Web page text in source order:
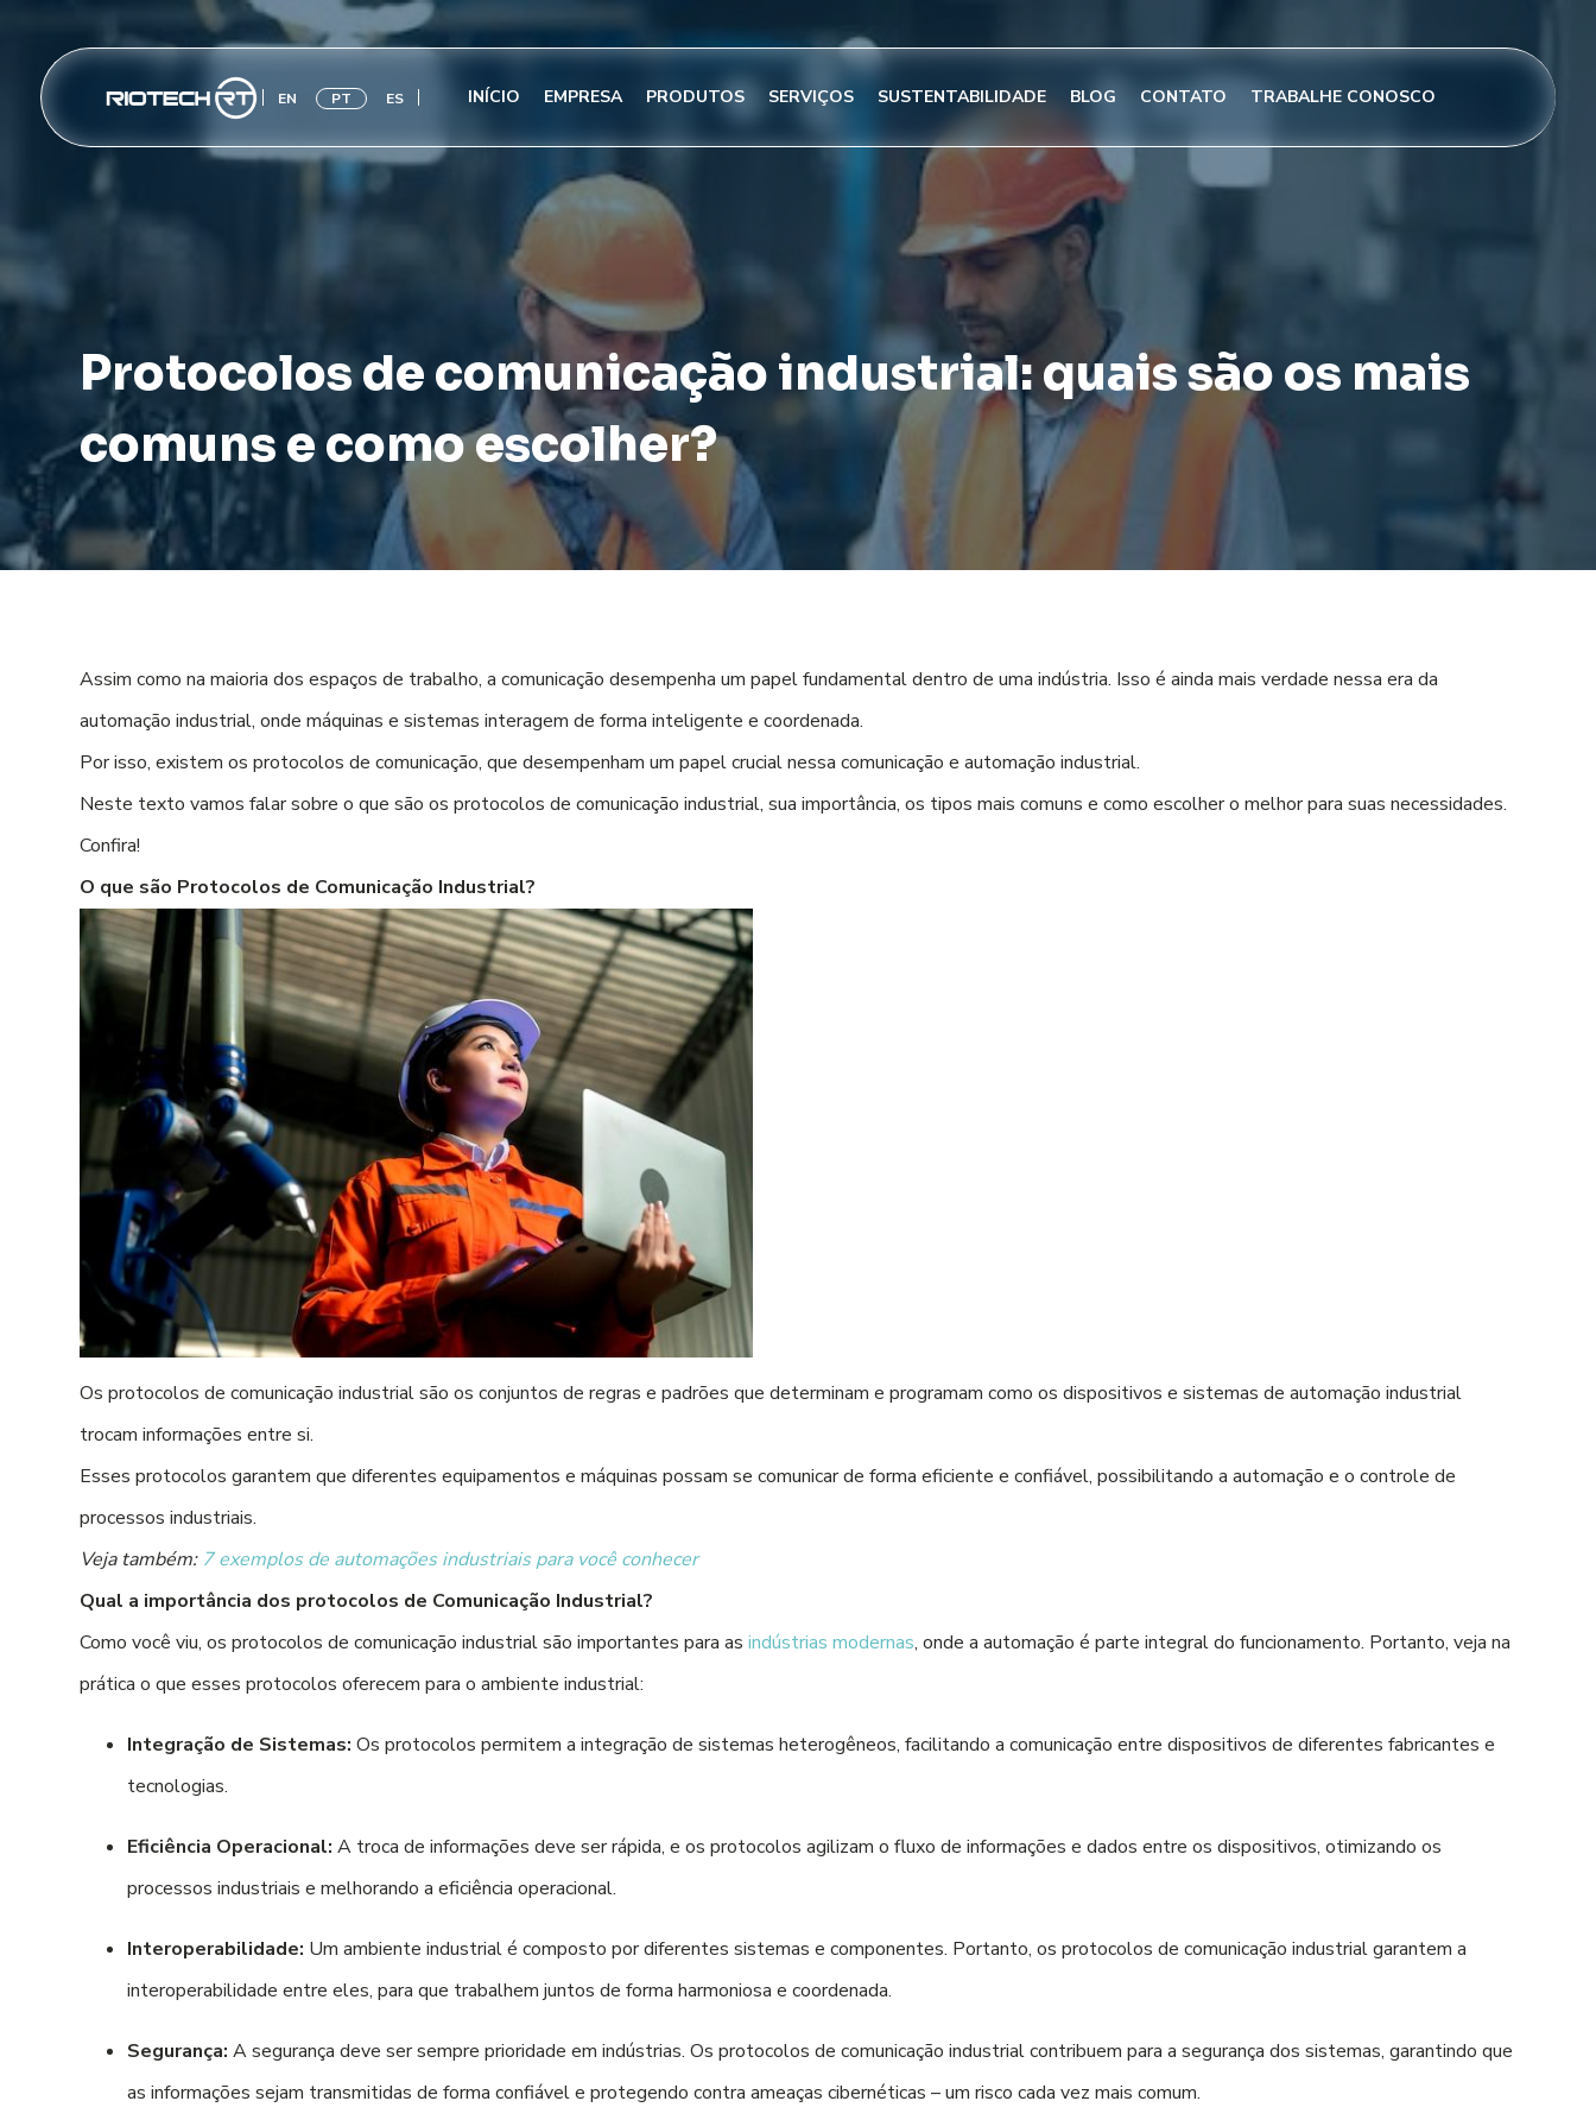
EN PT ES INÍCIO EMPRESA PRODUTOS SERVIÇOS SUSTENTABILIDADE BLOG CONTATO TRABALHE CONOSCO
Protocolos de comunicação industrial: quais são os mais
comuns e como escolher?
Assim como na maioria dos espaços de trabalho, a comunicação desempenha um papel fundamental dentro de uma indústria. Isso é ainda mais verdade nessa era da
automação industrial, onde máquinas e sistemas interagem de forma inteligente e coordenada.
Por isso, existem os protocolos de comunicação, que desempenham um papel crucial nessa comunicação e automação industrial.
Neste texto vamos falar sobre o que são os protocolos de comunicação industrial, sua importância, os tipos mais comuns e como escolher o melhor para suas necessidades.
Confira!
O que são Protocolos de Comunicação Industrial?
Os protocolos de comunicação industrial são os conjuntos de regras e padrões que determinam e programam como os dispositivos e sistemas de automação industrial
trocam informações entre si.
Esses protocolos garantem que diferentes equipamentos e máquinas possam se comunicar de forma eficiente e confiável, possibilitando a automação e o controle de
processos industriais.
Veja também: 7 exemplos de automações industriais para você conhecer
Qual a importância dos protocolos de Comunicação Industrial?
Como você viu, os protocolos de comunicação industrial são importantes para asindústrias modernas, onde a automação é parte integral do funcionamento. Portanto, veja na
prática o que esses protocolos oferecem para o ambiente industrial:
Integração de Sistemas: Os protocolos permitem a integração de sistemas heterogêneos, facilitando a comunicação entre dispositivos de diferentes fabricantes e
tecnologias.
Eficiência Operacional: A troca de informações deve ser rápida, e os protocolos agilizam o fluxo de informações e dados entre os dispositivos, otimizando os
processos industriais e melhorando a eficiência operacional.
Interoperabilidade: Um ambiente industrial é composto por diferentes sistemas e componentes. Portanto, os protocolos de comunicação industrial garantem a
interoperabilidade entre eles, para que trabalhem juntos de forma harmoniosa e coordenada.
Segurança: A segurança deve ser sempre prioridade em indústrias. Os protocolos de comunicação industrial contribuem para a segurança dos sistemas, garantindo que
as informações sejam transmitidas de forma confiável e protegendo contra ameaças cibernéticas – um risco cada vez mais comum.